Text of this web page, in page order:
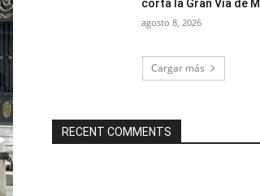
corta la Gran Vía de
agosto 8, 2026
Cargar más
RECENT COMMENTS